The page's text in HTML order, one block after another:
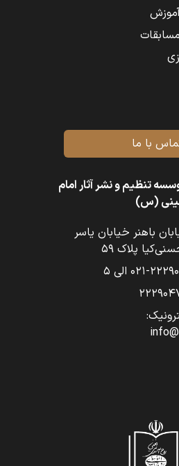
با ما
تنظیم و نشر آثار امام
(س)
باهنر خیابان یاسر
پلاک ۵۹